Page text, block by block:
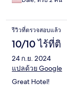
รีวิวที่ตรวจสอบแล้ว
10/10 ไร้ที่ติ
24 ก.ย. 2024
แปลด้วย Google
Great Hotel!